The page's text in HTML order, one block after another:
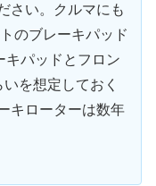
さい。クルマにも
のブレーキパッド
キパッドとフロン
を想定しておく
キローターは数年